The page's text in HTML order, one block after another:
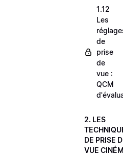
1.12
Les
de
prise
de
vue :
QCM
2. LES
DE PRISE
VUE